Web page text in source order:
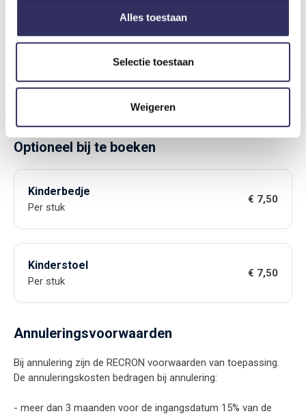
Alles toestaan
Selectie toestaan
Weigeren
Per persoon per nacht
Bedlinnen
€ 8,50
Optioneel bij te boeken
Kinderbedje
Per stuk
€ 7,50
Kinderstoel
Per stuk
€ 7,50
Annuleringsvoorwaarden
Bij annulering zijn de RECRON voorwaarden van toepassing.
De annuleringskosten bedragen bij annulering:
- meer dan 3 maanden voor de ingangsdatum 15% van de